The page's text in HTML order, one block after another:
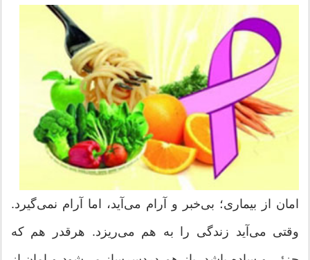
امان از بیماری؛ بی‌خبر و آرام می‌آید، اما آرام نمی‌گیرد.
وقتی می‌آید زندگی را به هم می‌ریزد. هرقدر هم كه